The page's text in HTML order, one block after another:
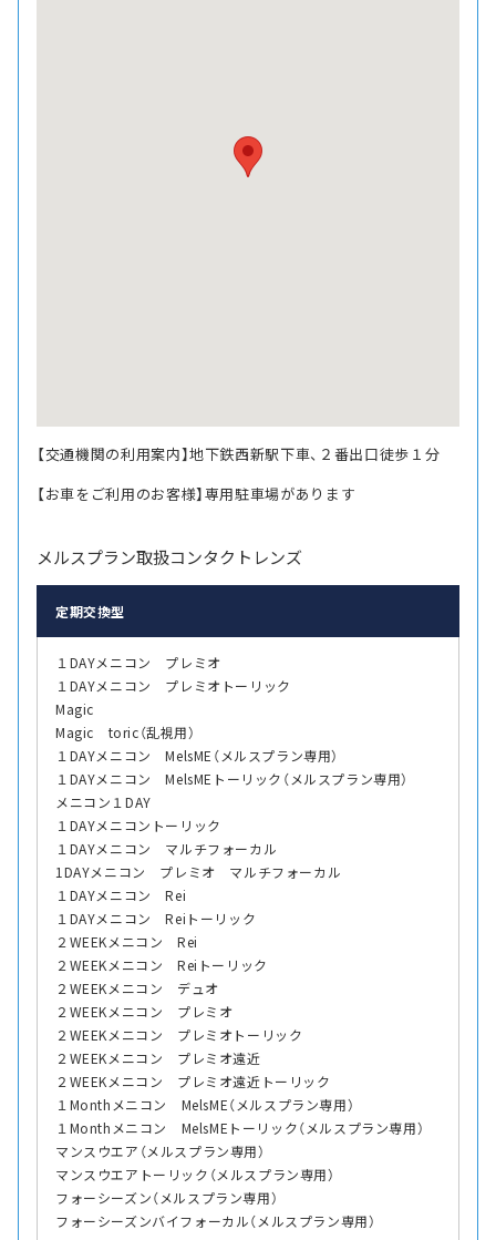
【交通機関の利用案内】地下鉄西新駅下車、２番出口徒歩１分
【お車をご利用のお客様】専用駐車場があります
メルスプラン取扱コンタクトレンズ
定期交換型
１DAYメニコン プレミオ
１DAYメニコン プレミオトーリック
Magic
Magic toric（乱視用）
１DAYメニコン MelsME（メルスプラン専用）
１DAYメニコン MelsMEトーリック（メルスプラン専用）
メニコン１DAY
１DAYメニコントーリック
１DAYメニコン マルチフォーカル
1DAYメニコン プレミオ マルチフォーカル
１DAYメニコン Rei
１DAYメニコン Reiトーリック
２WEEKメニコン Rei
２WEEKメニコン Reiトーリック
２WEEKメニコン デュオ
２WEEKメニコン プレミオ
２WEEKメニコン プレミオトーリック
２WEEKメニコン プレミオ遠近
２WEEKメニコン プレミオ遠近トーリック
１Monthメニコン MelsME（メルスプラン専用）
１Monthメニコン MelsMEトーリック（メルスプラン専用）
マンスウエア（メルスプラン専用）
マンスウエアトーリック（メルスプラン専用）
フォーシーズン（メルスプラン専用）
フォーシーズンバイフォーカル（メルスプラン専用）